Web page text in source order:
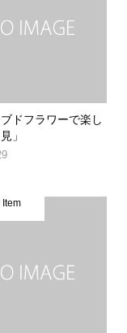
ドフラワーで楽し
」
Item